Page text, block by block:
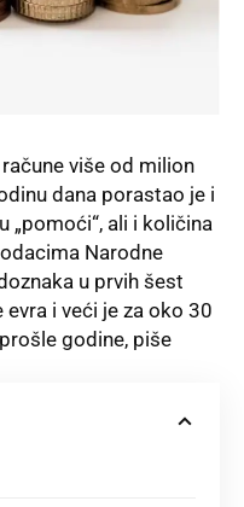
više od milion
dana porastao je i
„pomoći“, ali i količina
Narodne
u prvih šest
i veći je za oko 30
godine, piše